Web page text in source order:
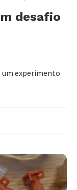
desafio
um experimento